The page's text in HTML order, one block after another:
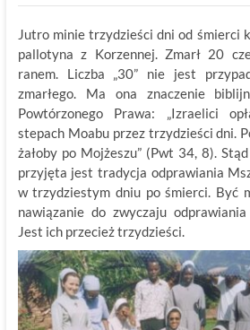
Jutro minie trzydzieści dni od śmierci
pallotyna z Korzennej. Zmarł 20
ranem. Liczba „30” nie jest
zmarłego. Ma ona znaczenie
Powtórzonego Prawa: „Izraelici
stepach Moabu przez trzydzieści dni.
żałoby po Mojżeszu” (Pwt 34, 8).
przyjęta jest tradycja odprawiania
w trzydziestym dniu po śmierci. Być
nawiązanie do zwyczaju
Jest ich przecież trzydzieści.